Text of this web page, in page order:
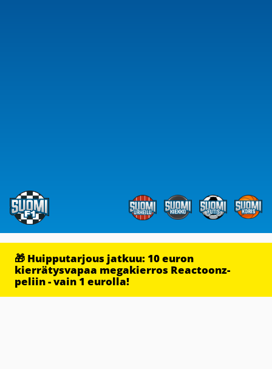
🎁 Huipputarjous jatkuu: 10 euron
kierrätysvapaa megakierros Reactoonz-
peliin - vain 1 eurolla!